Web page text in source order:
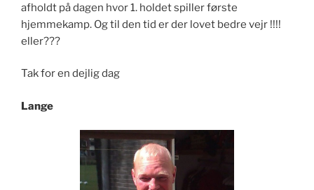
afholdt på dagen hvor 1. holdet spiller første
hjemmekamp. Og til den tid er der lovet bedre vejr !!!!
eller???
Tak for en dejlig dag
Lange